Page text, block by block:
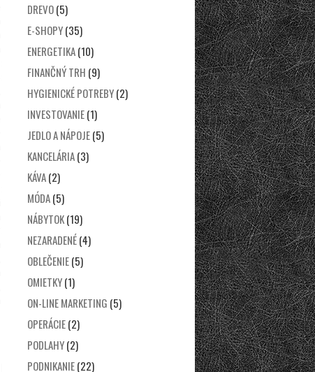
DREVO(5)
E-SHOPY(35)
ENERGETIKA(10)
FINANČNÝ TRH (9)
HYGIENICKÉ POTREBY(2)
INVESTOVANIE(1)
JEDLO A NÁPOJE(5)
KANCELÁRIA(3)
KÁVA(2)
MÓDA(5)
NÁBYTOK(19)
NEZARADENÉ(4)
OBLEČENIE(5)
OMIETKY(1)
ON-LINE MARKETING (5)
OPERÁCIE(2)
PODLAHY(2)
PODNIKANIE(22)